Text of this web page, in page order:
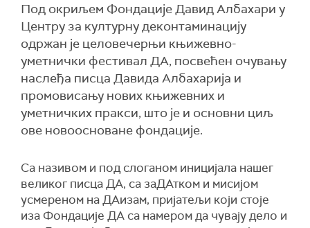
Под окриљем Фондације Давид Албахари у
Центру за културну деконтаминацију
одржан је целовечерњи књижевно-
уметнички фестивал ДА, посвећен очувању
наслеђа писца Давида Албахарија и
промовисању нових књижевних и
уметничких пракси, што је и основни циљ
ове новоосноване фондације.
Са називом и под слоганом иницијала нашег
великог писца ДА, са заДАтком и мисијом
усмереном на ДАизам, пријатељи који стоје
иза Фондације ДА са намером да чувају дело и